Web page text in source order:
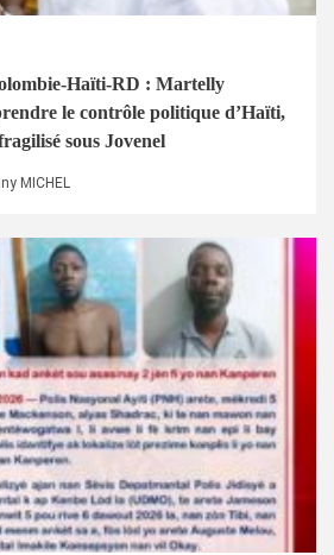
Haïti-RD : Martelly
le contrôle politique d’Haïti,
sous Jovenel
MICHEL